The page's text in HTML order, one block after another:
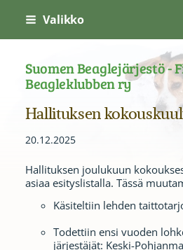
Siirry
sivun
sisältöön
Valikko
Suomen Beaglejärjestö -
Beagleklubben ry
Hallituksen
20.12.2025
Hallituksen joulukuun
asiaa esityslistalla. Tässä
Käsiteltiin lehden
Todettiin ensi vuoden
järjestäjät: Keski-